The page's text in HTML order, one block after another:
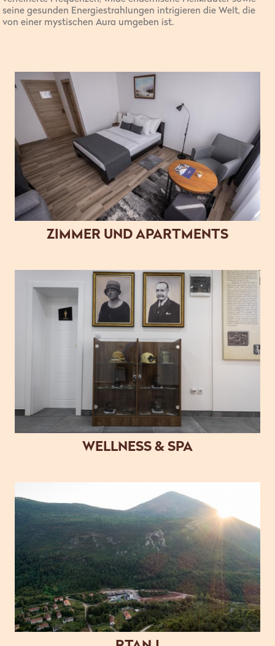
seine gesunden Energiestrahlungen intrigieren die Welt, die
von einer mystischen Aura umgeben ist.
ZIMMER UND APARTMENTS
WELLNESS & SPA